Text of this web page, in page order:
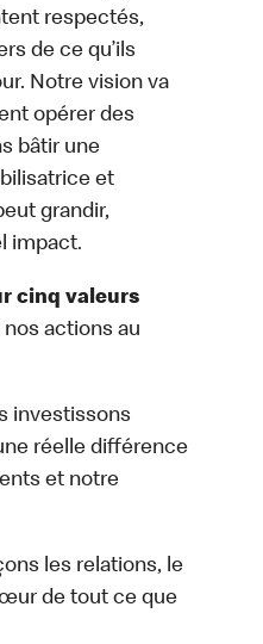
respectés,
de ce qu’ils
Notre vision va
opérer des
bâtir une
et
grandir,
impact.
cinq valeurs
actions au
investissons
réelle différence
et notre
les relations, le
de tout ce que